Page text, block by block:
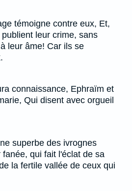
témoigne contre eux, Et,
leur crime, sans
leur âme! Car ils se
connaissance, Ephraïm et
Qui disent avec orgueil
superbe des ivrognes
qui fait l'éclat de sa
la fertile vallée de ceux qui